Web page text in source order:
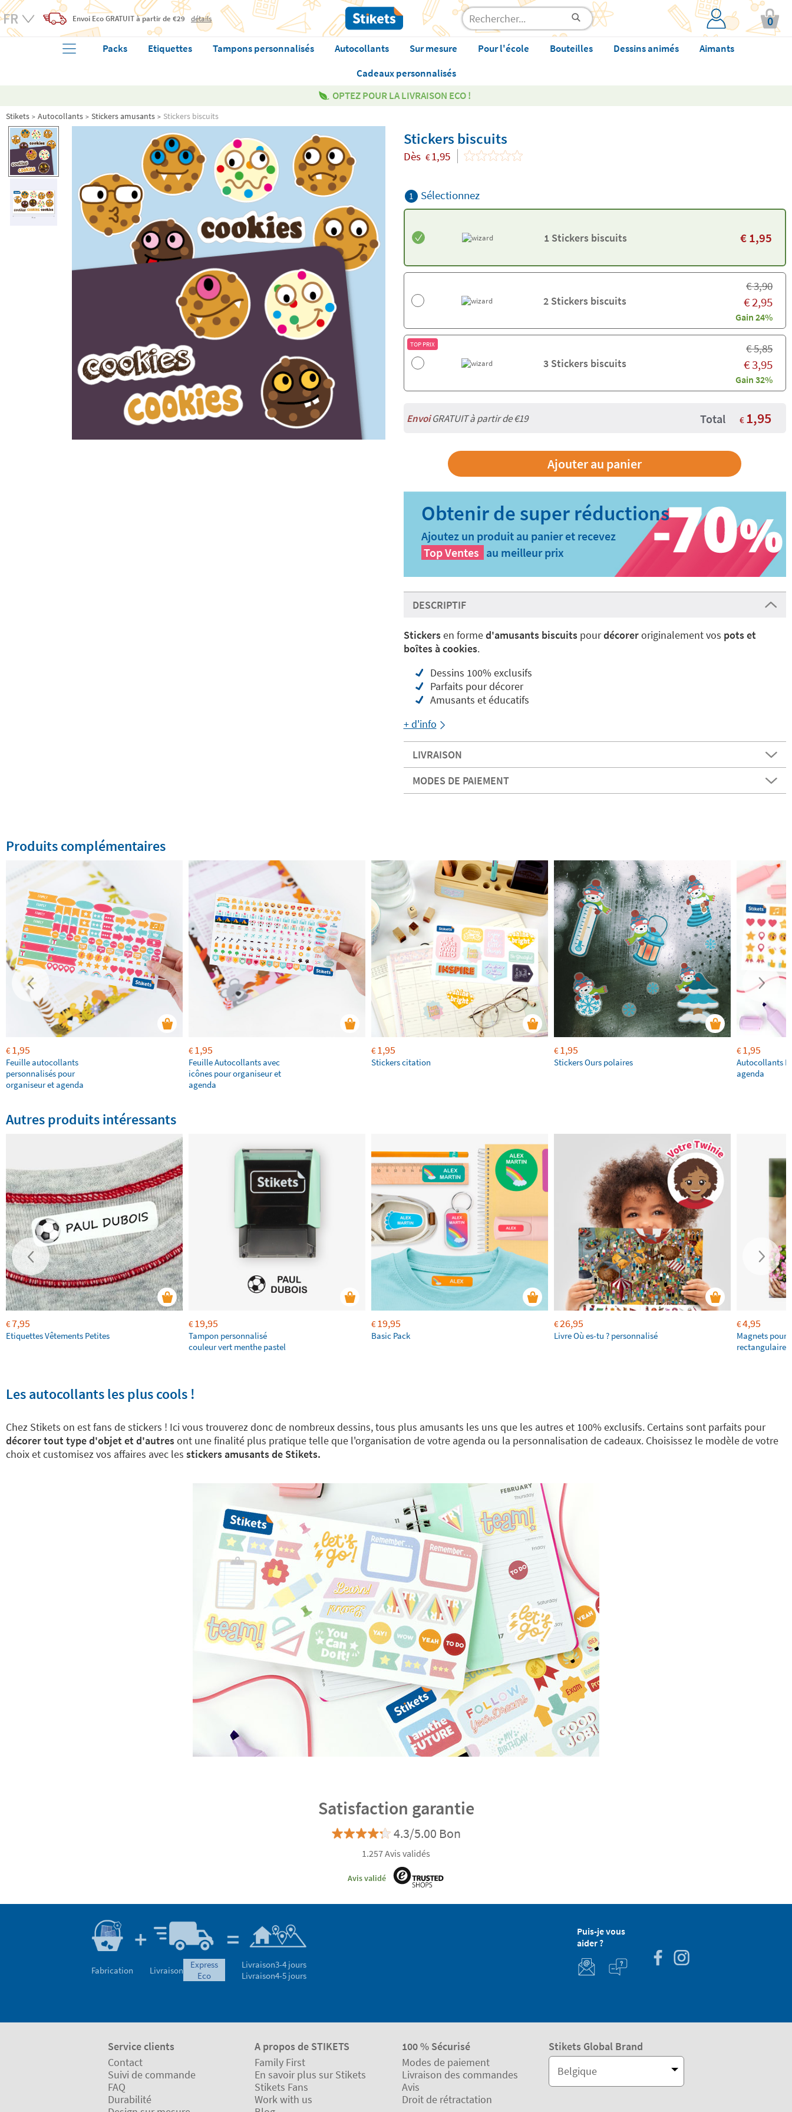
Envoi EcoGRATUITà partir de €29 détails 0
Packs Etiquettes Tampons personnalisés Autocollants Sur mesure Pour l'école Bouteilles Dessins animés
Aimants
Cadeaux personnalisés
OPTEZ POUR LA LIVRAISON ECO !
Stikets Autocollants Stickers amusants Stickers biscuits
Stickers biscuits
Dès €1,95
1 Sélectionnez
1 Stickers biscuits €1,95
2 Stickers biscuits
€3,90
€2,95
Gain 24%
TOP PRIX
3 Stickers biscuits
€5,85
€3,95
Gain 32%
EnvoiGRATUIT à partir de €19 Total € 1,95
Ajoutez un produit au panier et recevez
Top Ventes au meilleur prix
DESCRIPTIF
Stickersen formed'amusants biscuitspourdécoreroriginalement vos pots et
boîtes à cookies.
Dessins 100% exclusifs
Parfaits pour décorer
Amusants et éducatifs
+ d'info
LIVRAISON
MODES DE PAIEMENT
Produits complémentaires
€1,95
Feuille autocollants
personnalisés pour
organiseur et agenda
€1,95
Feuille Autocollants avec
icônes pour organiseur et
agenda
€1,95
Stickers citation
€1,95
Stickers Ours polaires
€1,95
Autocollants
agenda
Autres produits intéressants
€7,95
Etiquettes Vêtements Petites
€19,95
Tampon personnalisé
couleur vert menthe pastel
€19,95
Basic Pack
€26,95
Livre Où es-tu ? personnalisé
€4,95
Magnets pour
rectangulaires
Les autocollants les plus cools !
Chez Stikets on est fans de stickers ! Ici vous trouverez donc de nombreux dessins, tous plus amusants les uns que les autres et 100% exclusifs. Certains sont parfaits pour
décorer tout type d'objet et d'autresont une finalité plus pratique telle que l'organisation de votre agenda ou la personnalisation de cadeaux. Choisissez le modèle de votre
choix et customisez vos affaires avec les stickers amusants de Stikets.
Satisfaction garantie
4.3/5.00 Bon
1.257 Avis validés
Avis validé
Fabrication Livraison
express
eco
Livraison3-4 jours
Livraison4-5 jours
Puis-je vous
aider ?
Service clients
Contact
Suivi de commande
FAQ
Durabilité
A propos de STIKETS
Family First
En savoir plus sur Stikets
Stikets Fans
Work with us
100 % Sécurisé
Modes de paiement
Livraison des commandes
Avis
Droit de rétractation
Stikets Global Brand
Belgique